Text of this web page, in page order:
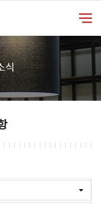
식